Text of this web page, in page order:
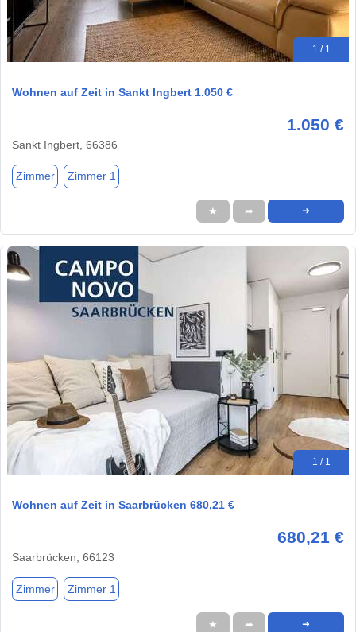
1 / 1
Wohnen auf Zeit in Sankt Ingbert 1.050 €
1.050 €
Sankt Ingbert, 66386
Zimmer Zimmer 1
★ ➦ ➜
1 / 1
Wohnen auf Zeit in Saarbrücken 680,21 €
680,21 €
Saarbrücken, 66123
Zimmer Zimmer 1
★ ➦ ➜